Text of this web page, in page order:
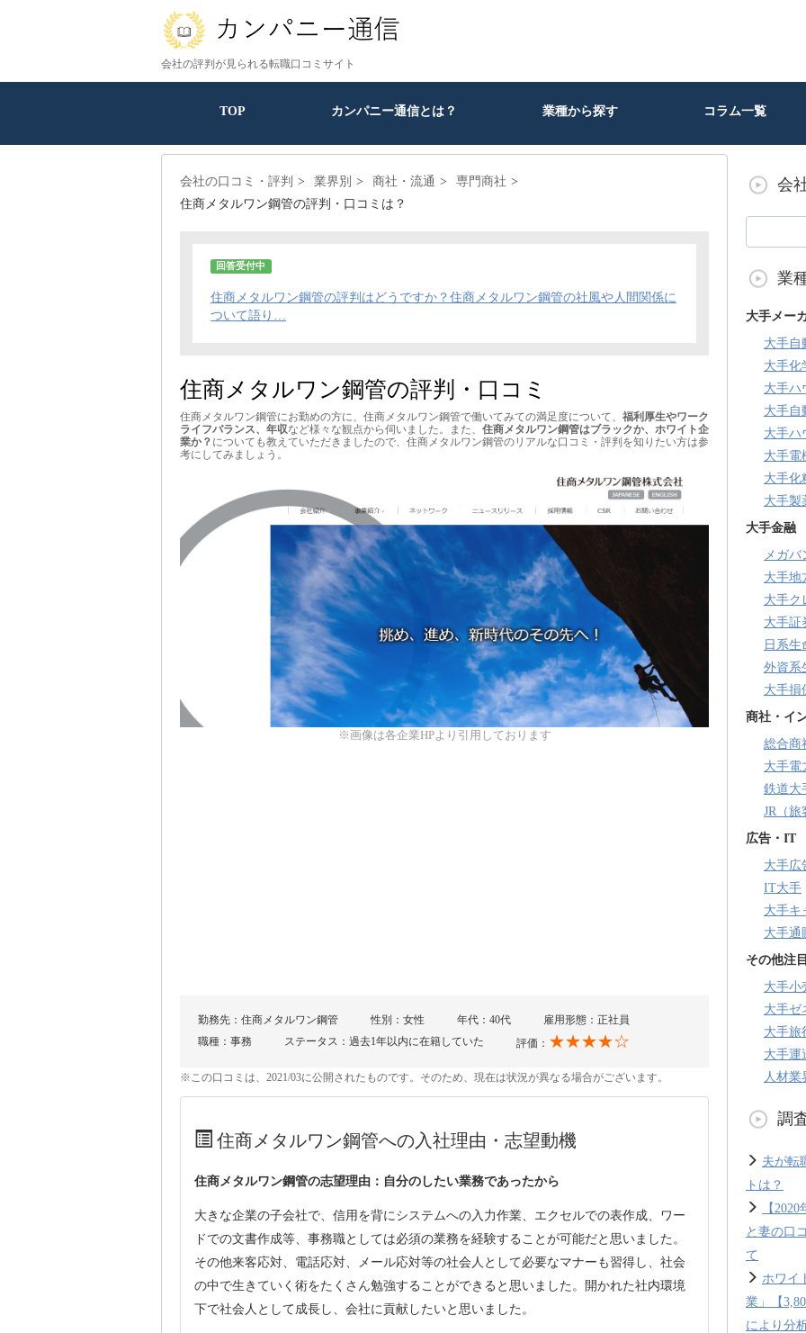
会社の評判が見られる転職口コミサイト
TOP カンパニー通信とは？ 業種から探す コラム一覧
会社の口コミ・評判 業界別 商社・流通
専門商社
住商メタルワン鋼管の評判・口コミは？
回答受付中
住商メタルワン鋼管の評判はどうですか？住商メタルワン鋼管の社風や人間関係に
ついて語り…
住商メタルワン鋼管の評判・口コミ
住商メタルワン鋼管にお勤めの方に、住商メタルワン鋼管で働いてみての満足度について、 福利厚生やワーク
ライフバランス、年収など様々な観点から伺いました。また、 住商メタルワン鋼管はブラックか、ホワイト企
業か？ についても教えていただきましたので、住商メタルワン鋼管のリアルな口コミ・評判を知りたい方は参
考にしてみましょう。
※画像は各企業HPより引用しております
勤務先：住商メタルワン鋼管 性別：女性 年代：40代
雇用形態：正社員
職種：事務
ステータス：過去1年以内に在籍していた 評価： ★★★★☆
※この口コミは、2021/03に公開されたものです。そのため、現在は状況が異なる場合がございます。
住商メタルワン鋼管への入社理由・志望動機
住商メタルワン鋼管の志望理由：自分のしたい業務であったから
大きな企業の子会社で、信用を背にシステムへの入力作業、エクセルでの表作成、ワー
ドでの文書作成等、事務職としては必須の業務を経験することが可能だと思いました。
その他来客応対、電話応対、メール応対等の社会人として必要なマナーも習得し、社会
の中で生きていく術をたくさん勉強することができると思いました。開かれた社内環境
下で社会人として成長し、会社に貢献したいと思いました。
会
業
大手メー
大手自
大手化
大手ハ
大手自
大手ハ
大手電
大手化
大手製
大手金融
メガバ
大手地
大手ク
大手証
日系生
外資系
大手損
商社・イ
総合商
大手電
鉄道大
JR（旅
広告・IT
大手広
IT大手
大手キ
大手通
その他注
大手小
大手ゼ
大手旅
大手運
人材業
調
夫が転
トは？
【
と妻の口
て
ホワイ
業」【
により分